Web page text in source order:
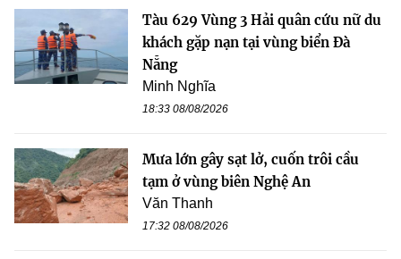
Tàu 629 Vùng 3 Hải quân cứu nữ du
khách gặp nạn tại vùng biển Đà
Nẵng
Minh Nghĩa
18:33 08/08/2026
Mưa lớn gây sạt lở, cuốn trôi cầu
tạm ở vùng biên Nghệ An
Văn Thanh
17:32 08/08/2026